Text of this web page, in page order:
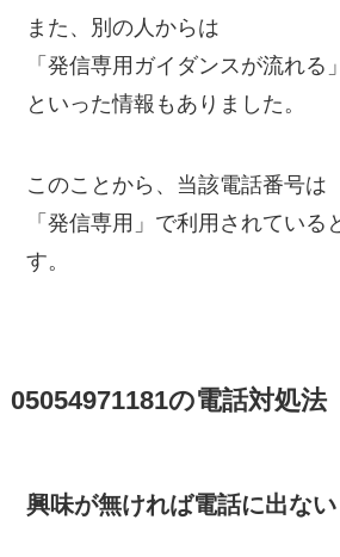
また、別の人からは
「発信専用ガイダンスが流れる」
といった情報もありました。
このことから、当該電話番号は
「発信専用」で利用されている
す。
05054971181の電話対処法
興味が無ければ電話に出ない